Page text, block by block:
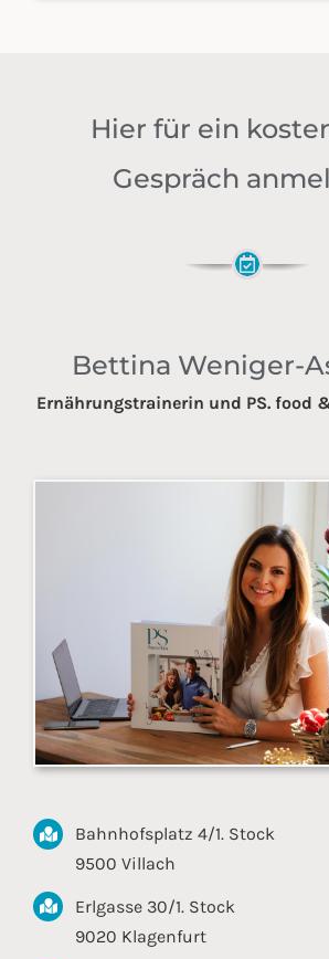
Hier für ein
Gespräch
Bettina Weniger-
Ernährungstrainerin und PS. food
Bahnhofsplatz 4/1. Stock
9500 Villach
Erlgasse 30/1. Stock
9020 Klagenfurt